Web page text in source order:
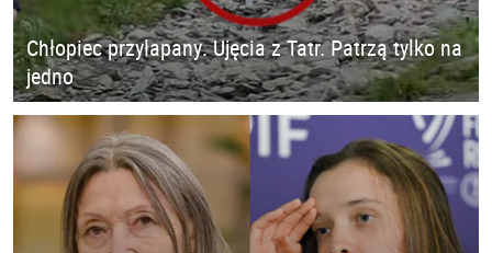
Chłopiec przyłapany. Ujęcia z Tatr. Patrzą tylko na
jedno